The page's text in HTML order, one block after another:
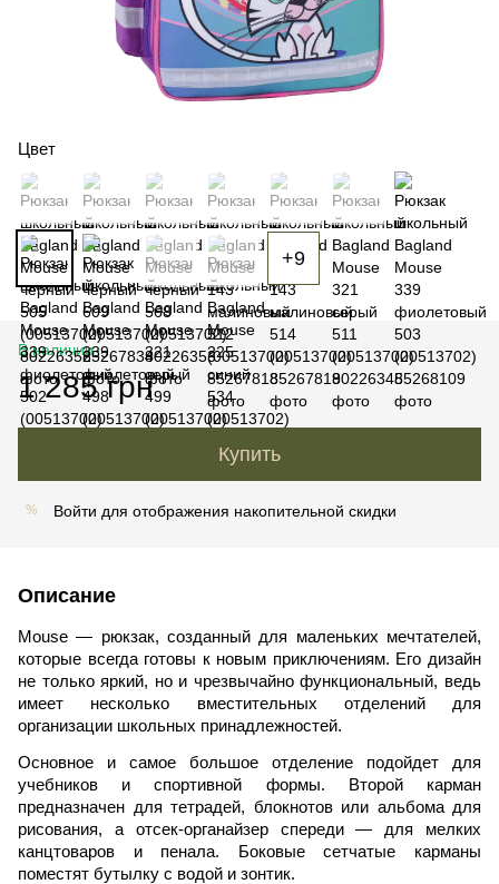
Цвет
+9
В наличии
1 285 грн
Купить
% Войти для отображения накопительной скидки
Описание
Mouse — рюкзак, созданный для маленьких мечтателей,
которые всегда готовы к новым приключениям. Его дизайн
не только яркий, но и чрезвычайно функциональный, ведь
имеет несколько вместительных отделений для
организации школьных принадлежностей.
Основное и самое большое отделение подойдет для
учебников и спортивной формы. Второй карман
предназначен для тетрадей, блокнотов или альбома для
рисования, а отсек-органайзер спереди — для мелких
канцтоваров и пенала. Боковые сетчатые карманы
поместят бутылку с водой и зонтик.